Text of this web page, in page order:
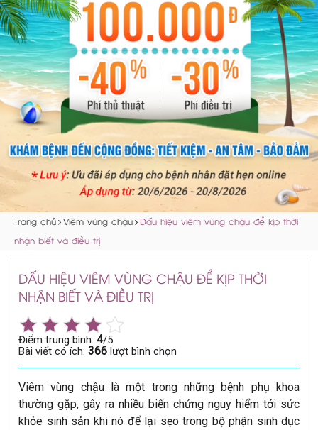
Trang chủ Viêm vùng chậu
Dấu hiệu viêm vùng chậu để kịp thời
nhận biết và điều trị
DẤU HIỆU VIÊM VÙNG CHẬU ĐỂ KỊP THỜI
NHẬN BIẾT VÀ ĐIỀU TRỊ
Điểm trung bình: 4/5
Bài viết có ích: 366 lượt bình chọn
Viêm vùng chậu là một trong những bệnh phụ khoa
thường gặp, gây ra nhiều biến chứng nguy hiểm tới sức
khỏe sinh sản khi nó để lại sẹo trong bộ phận sinh dục